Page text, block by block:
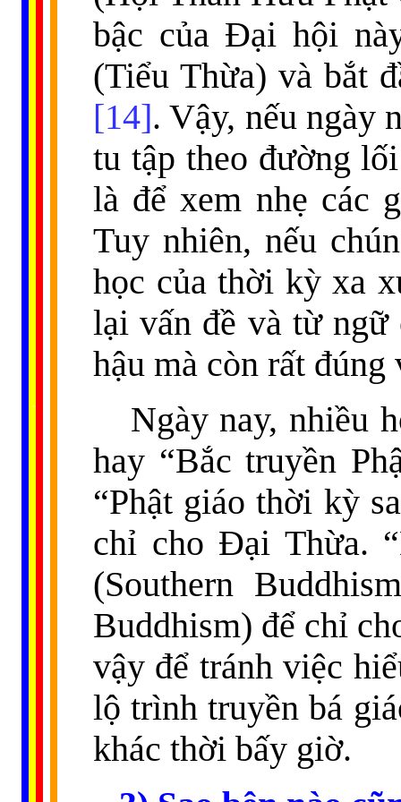
.
bậc của Đại hội
(Tiểu Thừa) và bắt
[14]. Vậy, nếu ngày
tu tập theo đường
là để xem nhẹ các
Tuy nhiên, nếu
học của thời kỳ xa
lại vấn đề và từ ngữ
hậu mà còn rất
Ngày nay, nhiều
hay “Bắc truyền
“Phật giáo thời kỳ
chỉ cho Đại Thừa.
(Southern
Buddhism) để chỉ
vậy để tránh việc
lộ trình truyền bá
khác thời bấy giờ.